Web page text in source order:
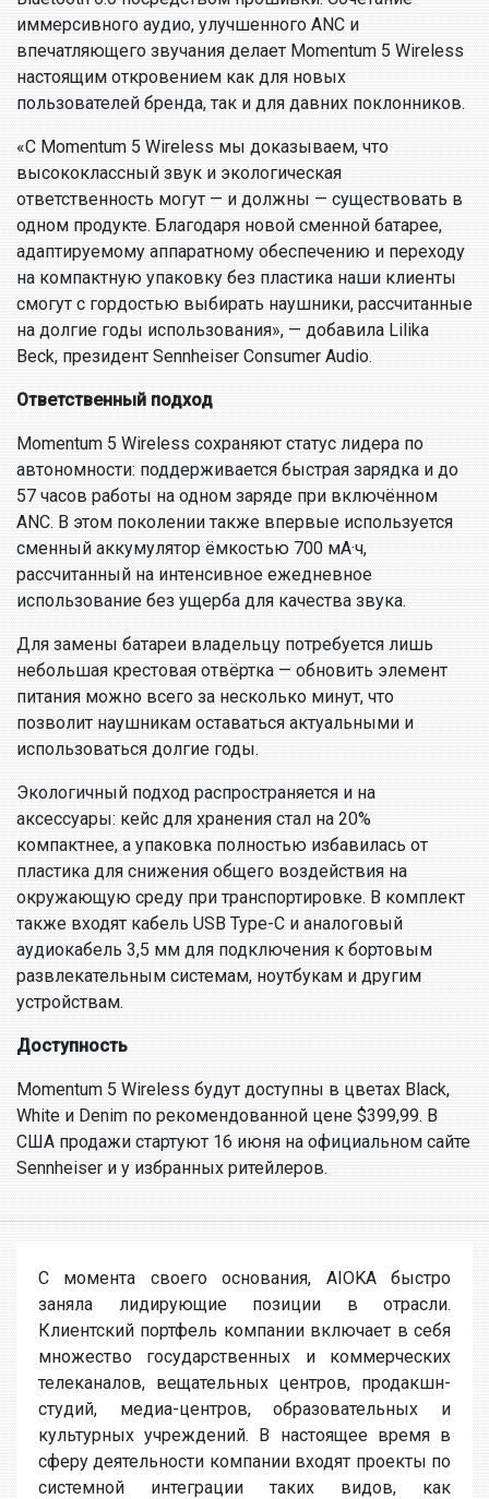
иммерсивного аудио, улучшенного ANC и
впечатляющего звучания делает Momentum 5 Wireless
настоящим откровением как для новых
пользователей бренда, так и для давних поклонников.
«С Momentum 5 Wireless мы доказываем, что
высококлассный звук и экологическая
ответственность могут — и должны — существовать в
одном продукте. Благодаря новой сменной батарее,
адаптируемому аппаратному обеспечению и переходу
на компактную упаковку без пластика наши клиенты
смогут с гордостью выбирать наушники, рассчитанные
на долгие годы использования», — добавила Lilika
Beck, президент Sennheiser Consumer Audio.
Ответственный подход
Momentum 5 Wireless сохраняют статус лидера по
автономности: поддерживается быстрая зарядка и до
57 часов работы на одном заряде при включённом
ANC. В этом поколении также впервые используется
сменный аккумулятор ёмкостью 700 мА·ч,
рассчитанный на интенсивное ежедневное
использование без ущерба для качества звука.
Для замены батареи владельцу потребуется лишь
небольшая крестовая отвёртка — обновить элемент
питания можно всего за несколько минут, что
позволит наушникам оставаться актуальными и
использоваться долгие годы.
Экологичный подход распространяется и на
аксессуары: кейс для хранения стал на 20%
компактнее, а упаковка полностью избавилась от
пластика для снижения общего воздействия на
окружающую среду при транспортировке. В комплект
также входят кабель USB Type-C и аналоговый
аудиокабель 3,5 мм для подключения к бортовым
развлекательным системам, ноутбукам и другим
устройствам.
Доступность
Momentum 5 Wireless будут доступны в цветах Black,
White и Denim по рекомендованной цене $399,99. В
США продажи стартуют 16 июня на официальном сайте
Sennheiser и у избранных ритейлеров.
С момента своего основания, AIOKA быстро
заняла лидирующие позиции в отрасли.
Клиентский портфель компании включает в себя
множество государственных и коммерческих
телеканалов, вещательных центров, продакшн-
студий, медиа-центров, образовательных и
культурных учреждений. В настоящее время в
сферу деятельности компании входят проекты по
системной интеграции таких видов, как